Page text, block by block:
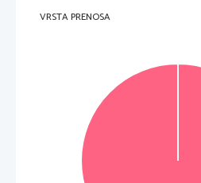
V sivo polje ne pišite
VRSTA PRENOSA